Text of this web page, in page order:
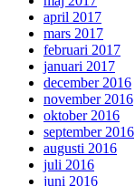
april 2017
mars 2017
februari 2017
januari 2017
december 2016
november 2016
oktober 2016
september 2016
augusti 2016
juli 2016
juni 2016